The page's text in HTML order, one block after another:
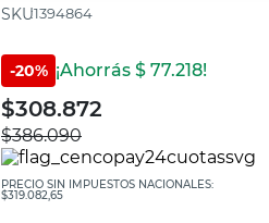
:1394864
-20% ¡Ahorrás $ 77.218!
$308.872
$386.090
PRECIO SIN IMPUESTOS NACIONALES:
$319.082,65